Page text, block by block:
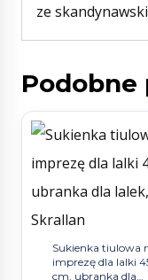
ze
Sukienka tiulowa
imprezę dla lalki
cm, ubranka dla